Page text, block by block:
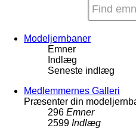
Modeljernbaner
Emner
Indlæg
Seneste indlæg
Medlemmernes Galleri
Præsenter din
296 Emner
2599 Indlæg